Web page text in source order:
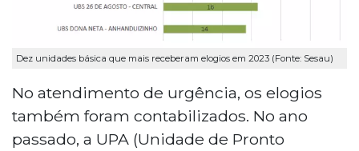
Dez unidades básica que mais receberam elogios em 2023 (Fonte: Sesau)
No atendimento de urgência, os elogios
também foram contabilizados. No ano
passado, a UPA (Unidade de Pronto